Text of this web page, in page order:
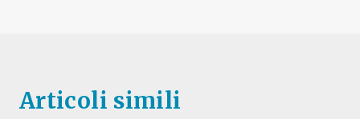
Articoli simili